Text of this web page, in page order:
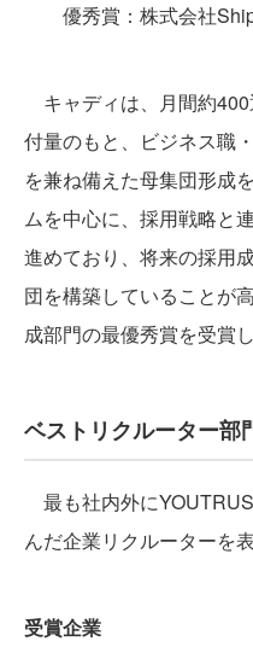
優秀賞：株式会社
キャディは、月間約
付量のもと、ビジネス職
を兼ね備えた母集団形成
ムを中心に、採用戦略と
進めており、将来の採用
団を構築していることが
成部門の最優秀賞を受賞し
ベストリクルーター部
最も社内外に
んだ企業リクルーターを
受賞企業